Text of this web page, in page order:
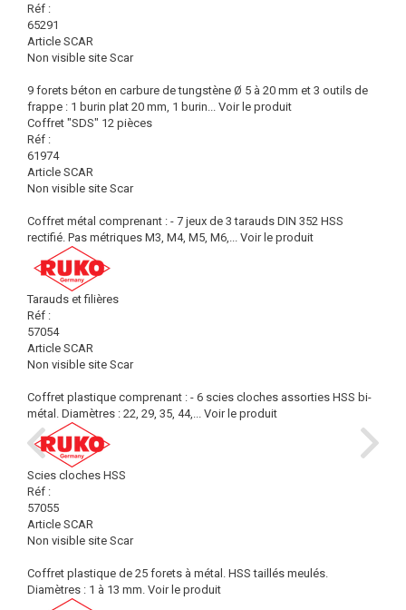
Réf :
65291
Article SCAR
Non visible site Scar
9 forets béton en carbure de tungstène Ø 5 à 20 mm et 3 outils de
frappe : 1 burin plat 20 mm, 1 burin... Voir le produit
Coffret "SDS" 12 pièces
Réf :
61974
Article SCAR
Non visible site Scar
Coffret métal comprenant : - 7 jeux de 3 tarauds DIN 352 HSS
rectifié. Pas métriques M3, M4, M5, M6,... Voir le produit
Tarauds et filières
Réf :
57054
Article SCAR
Non visible site Scar
Coffret plastique comprenant : - 6 scies cloches assorties HSS bi-
métal. Diamètres : 22, 29, 35, 44,... Voir le produit
Scies cloches HSS
Réf :
57055
Article SCAR
Non visible site Scar
Coffret plastique de 25 forets à métal. HSS taillés meulés.
Diamètres : 1 à 13 mm. Voir le produit